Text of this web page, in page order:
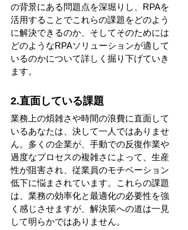
の背景にある問題点を深堀りし、RPAを
活用することでこれらの課題をどのよう
に解決できるのか、そしてそのためには
どのようなRPAソリューションが適して
いるのかについて詳しく掘り下げていき
ます。
2.直面している課題
業務上の煩雑さや時間の浪費に直面して
いるあなたは、決して一人ではありませ
ん。多くの企業が、手動での反復作業や
過度なプロセスの複雑さによって、生産
性が阻害され、従業員のモチベーション
低下に悩まされています。これらの課題
は、業務の効率化と最適化の必要性を強
く感じさせますが、解決策への道は一見
して明らかではありません。